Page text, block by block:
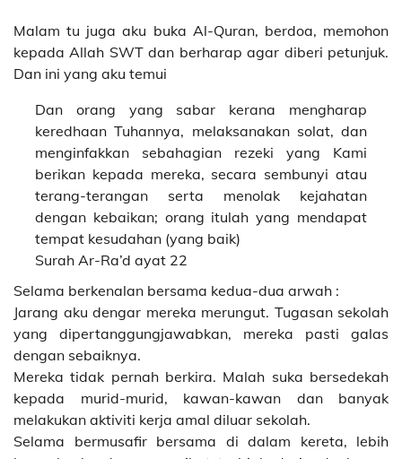
Malam tu juga aku buka Al-Quran, berdoa, memohon
kepada Allah SWT dan berharap agar diberi petunjuk.
Dan ini yang aku temui
Dan orang yang sabar kerana mengharap
keredhaan Tuhannya, melaksanakan solat, dan
menginfakkan sebahagian rezeki yang Kami
berikan kepada mereka, secara sembunyi atau
terang-terangan serta menolak kejahatan
dengan kebaikan; orang itulah yang mendapat
tempat kesudahan (yang baik)
Surah Ar-Ra’d ayat 22
Selama berkenalan bersama kedua-dua arwah :
Jarang aku dengar mereka merungut. Tugasan sekolah
yang dipertanggungjawabkan, mereka pasti galas
dengan sebaiknya.
Mereka tidak pernah berkira. Malah suka bersedekah
kepada murid-murid, kawan-kawan dan banyak
melakukan aktiviti kerja amal diluar sekolah.
Selama bermusafir bersama di dalam kereta, lebih